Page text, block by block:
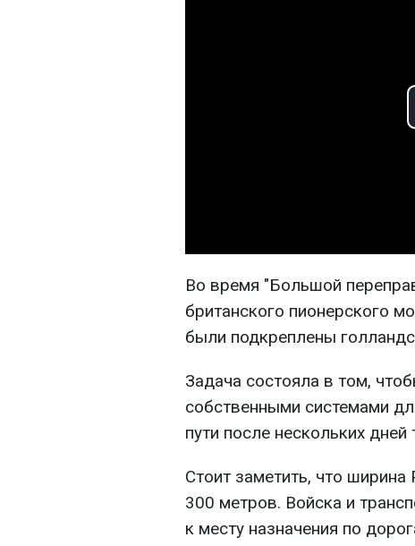
Во время "Большой
британского пионерского
были подкреплены
Задача состояла в том,
собственными системами
пути после нескольких
Стоит заметить, что
300 метров. Войска и
к месту назначения по